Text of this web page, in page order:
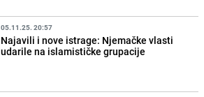
05.11.25. 20:57
Najavili i nove istrage: Njemačke vlasti
udarile na islamističke grupacije